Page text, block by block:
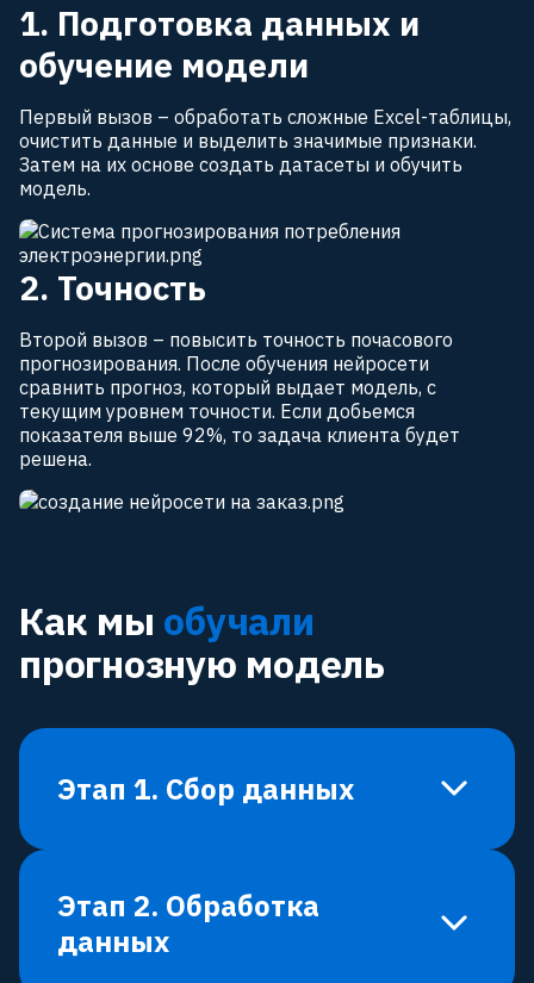
1. Подготовка данных и
обучение модели
Первый вызов – обработать сложные Excel-таблицы,
очистить данные и выделить значимые признаки.
Затем на их основе создать датасеты и обучить
модель.
2. Точность
Второй вызов – повысить точность почасового
прогнозирования. После обучения нейросети
сравнить прогноз, который выдает модель, с
текущим уровнем точности. Если добьемся
показателя выше 92%, то задача клиента будет
решена.
Как мы обучали
прогнозную модель
Этап 1. Сбор данных
потреблению и производственной загрузке
за два последних года. Отдельно мы
Этап 2. Обработка
данных